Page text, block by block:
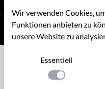
Der Raffer,
Wir verwenden Cookies,
Funktionen anbieten zu
unsere Website zu
Essentiell
Einstellung